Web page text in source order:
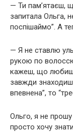
— Ти пам’ятаєш,
запитала Ольга,
поспішаймо”. А
— Я не ставлю
рукою по
кажеш, що любиш
завжди знаходиш
впевнена”, то
Ольго, я не прошу
просто хочу